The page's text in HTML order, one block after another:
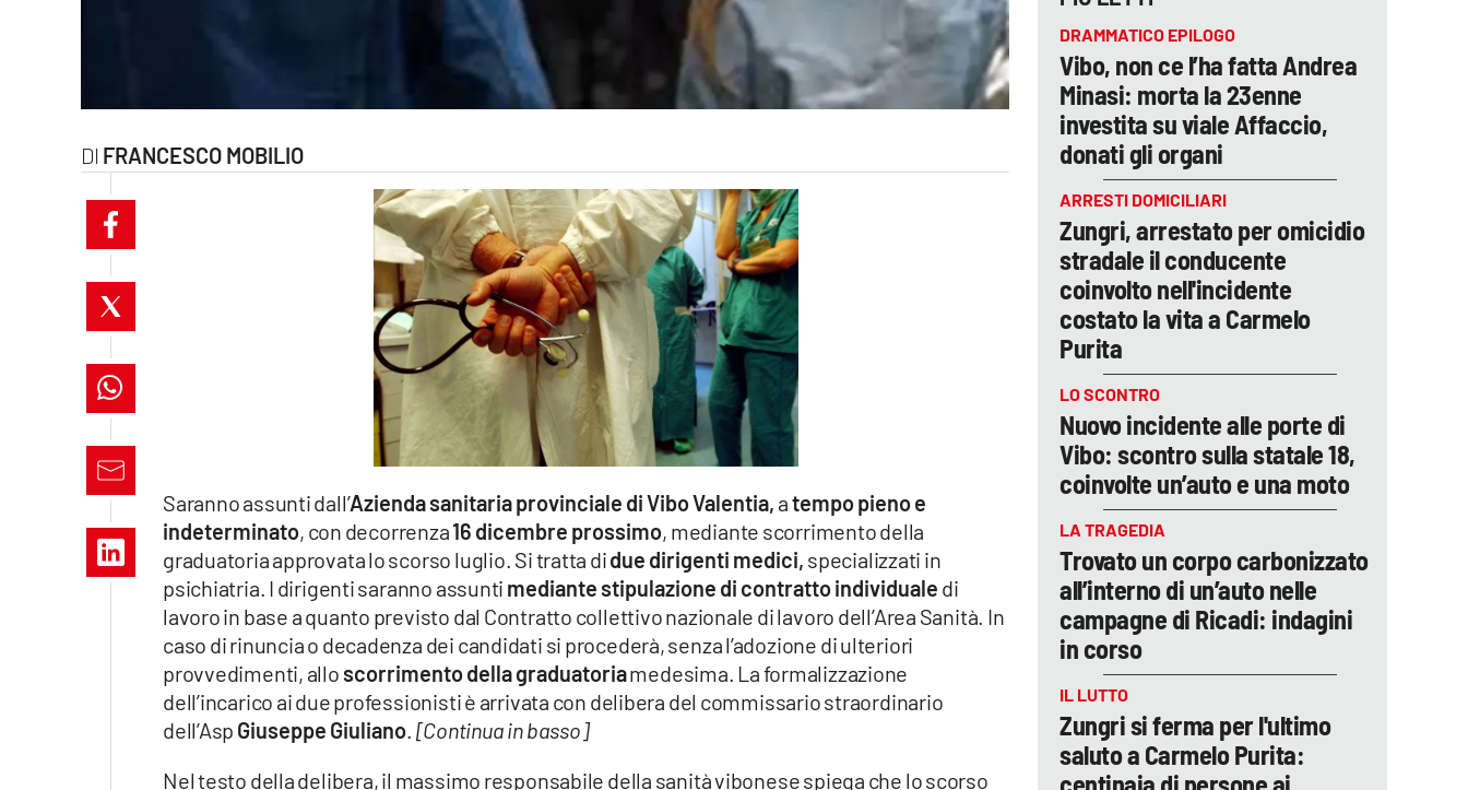
lacitymag.it
cosenzachannel.it
catanzarochannel.it
lacapitalenews.it
FRANCESCO MOBILIO
Saranno assunti dall’Azienda sanitaria provinciale di Vibo Valentia, atempo pieno e
indeterminato, con decorrenza16 dicembre prossimo, mediante scorrimento della
graduatoria approvata lo scorso luglio. Si tratta didue dirigenti medici, specializzati in
psichiatria. I dirigenti saranno assunti mediante stipulazione di contratto individuale di
lavoro in base a quanto previsto dal Contratto collettivo nazionale di lavoro dell’Area Sanità. In
caso di rinuncia o decadenza dei candidati si procederà, senza l’adozione di ulteriori
provvedimenti, allo scorrimento della graduatoriamedesima. La formalizzazione
dell’incarico ai due professionisti è arrivata con delibera del commissario straordinario
dell’Asp Giuseppe Giuliano. [Continua in basso]
Nel testo della delibera, il massimo responsabile della sanità vibonese spiega che lo scorso
DRAMMATICO EPILOGO
Vibo, non ce l’ha fatta Andrea
Minasi: morta la 23enne
investita su viale Affaccio,
donati gli organi
ARRESTI DOMICILIARI
Zungri, arrestato per omicidio
stradale il conducente
coinvolto nell'incidente
costato la vita a Carmelo
Purita
LO SCONTRO
Nuovo incidente alle porte di
Vibo: scontro sulla statale 18,
coinvolte un’auto e una moto
LA TRAGEDIA
Trovato un corpo carbonizzato
all’interno di un’auto nelle
campagne di Ricadi: indagini
in corso
IL LUTTO
Zungri si ferma per l'ultimo
saluto a Carmelo Purita: